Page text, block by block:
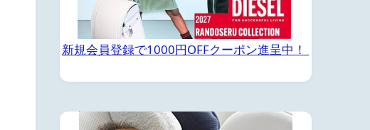
新規会員登録で1000円OFFクーポン進呈中！